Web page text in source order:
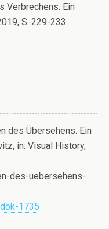
Verbrechens. Ein
S. 229-233.
des Übersehens. Ein
in: Visual History,
des-uebersehens-
1735